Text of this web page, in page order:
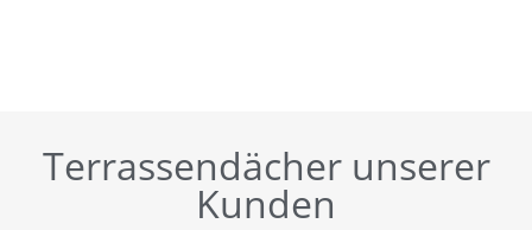
Terrassendächer unserer
Kunden